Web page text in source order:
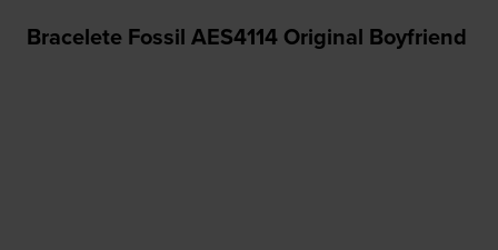
Bracelete Fossil AES4114 Original Boyfriend